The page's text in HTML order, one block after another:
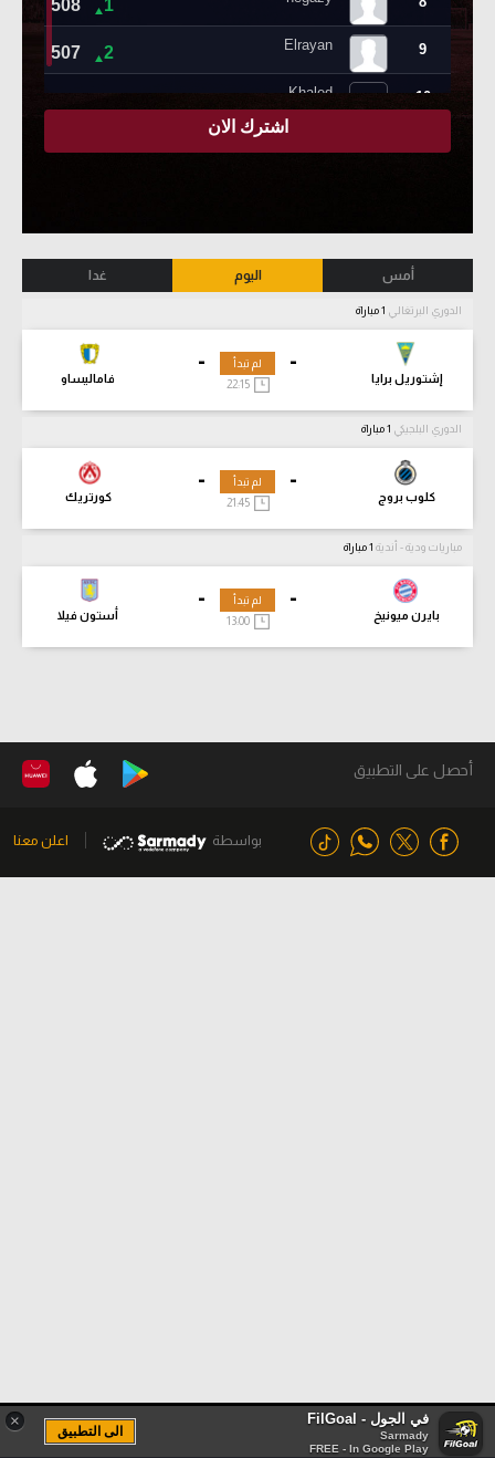
أمس اليوم غدا
الدوري البرتغالي
-
إشتوريل برايا
-
فاماليساو
لم تبدأ
22:15
الدوري البلجيكي
-
كلوب بروج
-
كورتريك
لم تبدأ
21:45
مباريات ودية - أندية
-
بايرن ميونيخ
-
أستون فيلا
لم تبدأ
13:00
أحصل على التطبيق
بواسطة اعلن معنا
× في الجول - FilGoal
Sarmady
FREE - In Google Play
الى التطبيق